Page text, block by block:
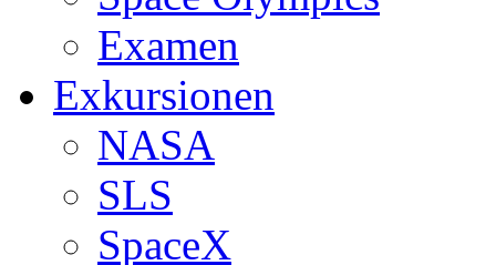
Examen
Exkursionen
NASA
SLS
SpaceX